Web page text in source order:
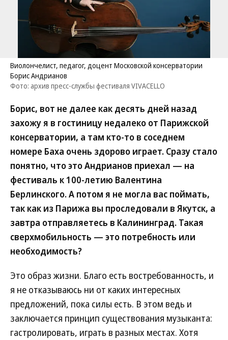
Виолончелист, педагог, доцент Московской консерватории
Борис Андрианов
Фото: архив пресс-службы фестиваля VIVACELLO
Борис, вот не далее как десять дней назад
захожу я в гостиницу недалеко от Парижской
консерватории, а там кто-то в соседнем
номере Баха очень здорово играет. Сразу стало
понятно, что это Андрианов приехал — на
фестиваль к 100-летию Валентина
Берлинского. А потом я не могла вас поймать,
так как из Парижа вы проследовали в Якутск, а
завтра отправляетесь в Калининград. Такая
сверхмобильность — это потребность или
необходимость?
Это образ жизни. Благо есть востребованность, и
я не отказываюсь ни от каких интересных
предложений, пока силы есть. В этом ведь и
заключается принцип существования музыканта:
гастролировать, играть в разных местах. Хотя